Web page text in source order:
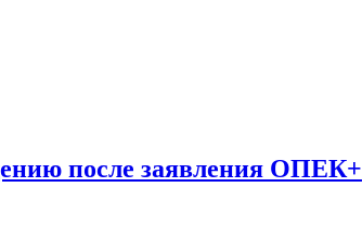
после заявления ОПЕК+